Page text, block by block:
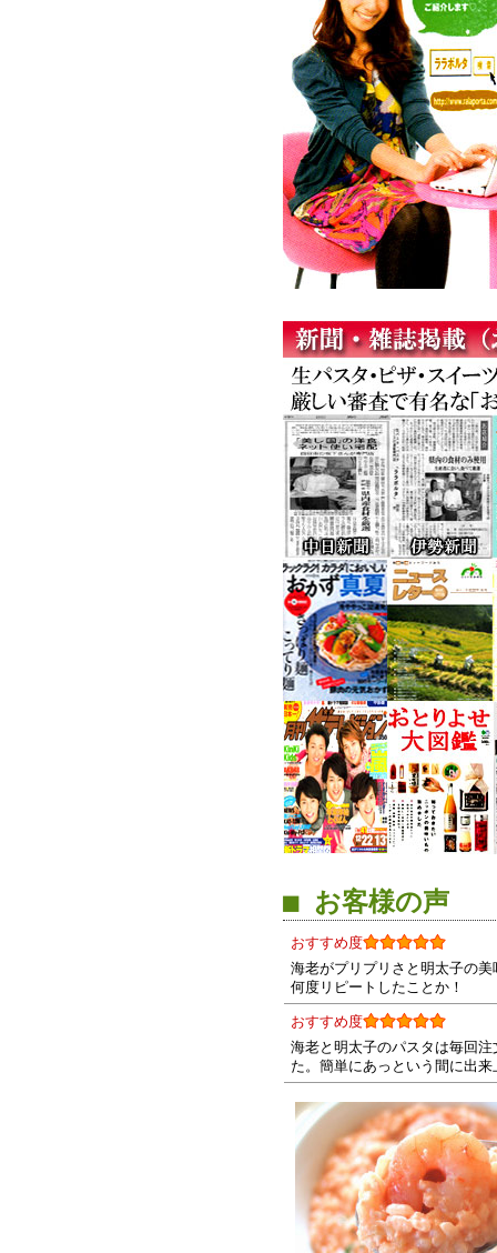
■ お客様の声
おすすめ度
海老がプリプリさと明太子の
何度リピートしたことか！
おすすめ度
海老と明太子のパスタは毎回
た。簡単にあっという間に出